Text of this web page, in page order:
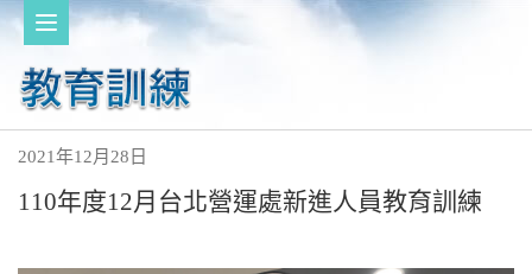
2021年12月28日
110年度12月台北營運處新進人員教育訓練